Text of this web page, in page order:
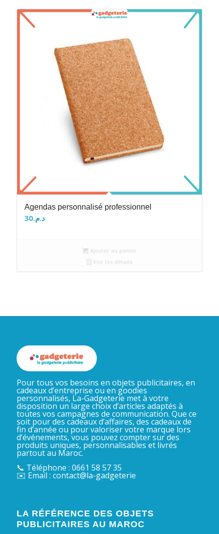
Agendas personnalisé professionnel
د.م.30
Ajouter au panier
Voir les détails
Pour tous vos besoins en objets publicitaires, en
cadeaux d’entreprise ou en goodies
personnalisés, La-Gadgeterie met à votre
disposition un large choix d’articles adaptés à
toutes vos campagnes de communication. Que ce
soit pour des cadeaux d’affaires, des cadeaux de
fin d’année ou pour valoriser votre marque lors
d’événements, vous pouvez compter sur des
produits uniques, personnalisables et livrés
partout au Maroc.
📞 Téléphone : 0661 58 57 35
✉️ Email : contact@la-gadgeterie
LA RÉFÉRENCE DES OBJETS
PUBLICITAIRES AU MAROC